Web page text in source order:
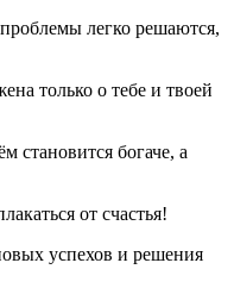
легко решаются,
только о тебе и твоей
становится богаче, а
от счастья!
успехов и решения